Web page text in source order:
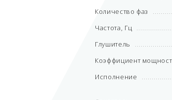
Количество фаз
Частота, Гц
Глушитель
Коэффициент
Исполнение